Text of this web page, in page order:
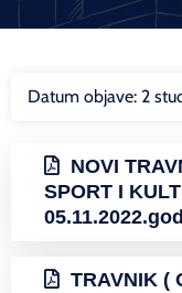
Datum objave: 2
NOVI
SPORT I
TRAVNIK (